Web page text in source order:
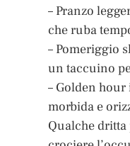
– Pranzo
che ruba
– Pomeriggio
un taccuino
– Golden
morbida e
Qualche